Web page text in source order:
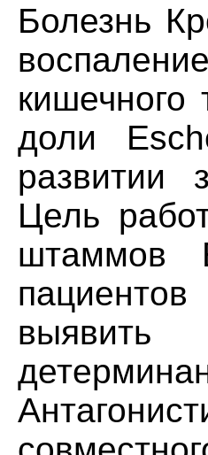
Болезнь
кишечного
доли
развитии
Цель
штаммов
выявить